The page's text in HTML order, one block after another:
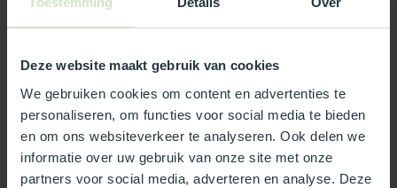
Deze website maakt gebruik van cookies
We gebruiken cookies om content en advertenties te
personaliseren, om functies voor social media te bieden
en om ons websiteverkeer te analyseren. Ook delen we
informatie over uw gebruik van onze site met onze
partners voor social media, adverteren en analyse. Deze
Productomschrijving
Specificaties
Reviews